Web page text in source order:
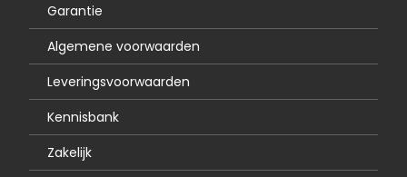
Garantie
Algemene voorwaarden
Leveringsvoorwaarden
Kennisbank
Zakelijk